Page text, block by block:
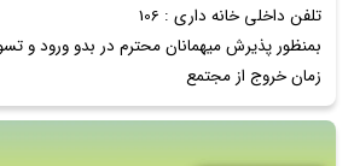
تلفن داخلی خانه داری : 106
بمنظور پذیرش میهمانان محترم در بدو ورود و
زمان خروج از مجتمع